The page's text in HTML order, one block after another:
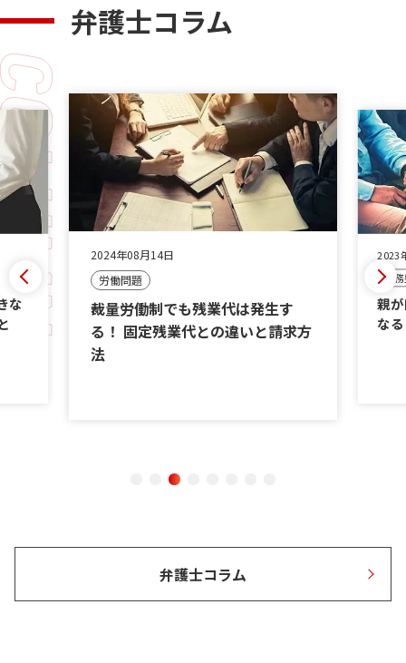
弁護士コラム
な
2024年08月14日
労働問題
裁量労働制でも残業代は発生す
る！ 固定残業代との違いと請求方
法
2023
債
親
な
弁護士コラム